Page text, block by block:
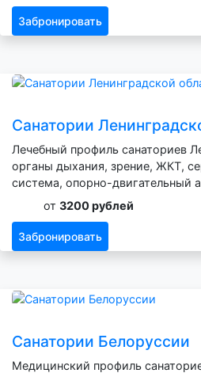
Забронировать
Санатории
Лечебный профиль санаториев
органы дыхания, зрение, ЖКТ,
система, опорно-двигательный
от 3200 рублей
Забронировать
Санатории Белоруссии
Медицинский профиль